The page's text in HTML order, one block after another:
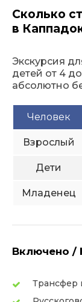
Сколько
в
Экскурсия
детей от 4 до
абсолютно
Человек
Взрослый
Дети
Младенец
Включено /
Трансфер